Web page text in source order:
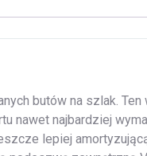
butów na szlak.
nawet najbardziej
lepiej